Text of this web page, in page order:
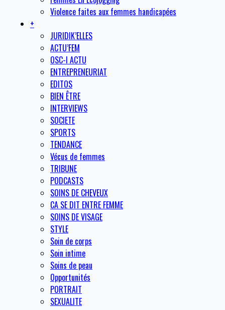
Violence faites aux femmes handicapées
+
JURIDIK’ELLES
ACTU’FEM
OSC-I ACTU
ENTREPRENEURIAT
EDITOS
BIEN ÊTRE
INTERVIEWS
SOCIETE
SPORTS
TENDANCE
Vécus de femmes
TRIBUNE
PODCASTS
SOINS DE CHEVEUX
CA SE DIT ENTRE FEMME
SOINS DE VISAGE
STYLE
Soin de corps
Soin intime
Soins de peau
Opportunités
PORTRAIT
SEXUALITE